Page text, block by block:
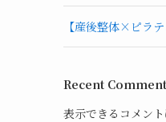
【産後整体×ピラ
Recent
表示できるコメント